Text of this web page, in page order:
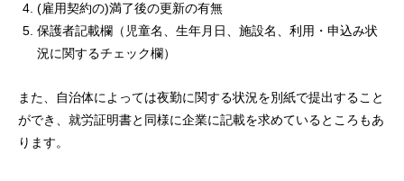
(雇用契約の)満了後の更新の有無
保護者記載欄（児童名、生年月日、施設名、利用・申込み状
況に関するチェック欄）
また、自治体によっては夜勤に関する状況を別紙で提出すること
ができ、就労証明書と同様に企業に記載を求めているところもあ
ります。